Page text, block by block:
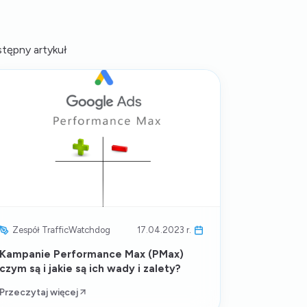
artykuł
Zespół TrafficWatchdog 17.04.2023 r.
Kampanie Performance Max (PMax)
czym są i jakie są ich wady i zalety?
Przeczytaj więcej